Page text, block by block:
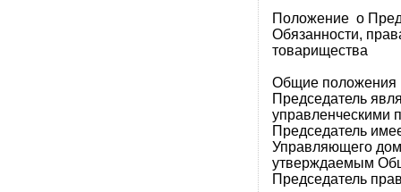
Положение о
Обязанности,
товарищества
Общие положения
Председатель
управленческими
Председатель
Управляющего
утверждаемым
Председатель